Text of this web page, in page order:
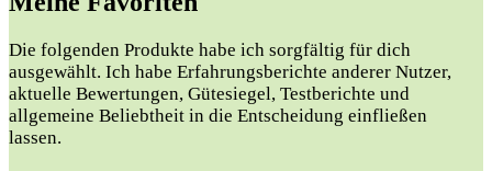
Die folgenden Produkte habe ich sorgfältig für dich
ausgewählt. Ich habe Erfahrungsberichte anderer Nutzer,
aktuelle Bewertungen, Gütesiegel, Testberichte und
allgemeine Beliebtheit in die Entscheidung einfließen
lassen.